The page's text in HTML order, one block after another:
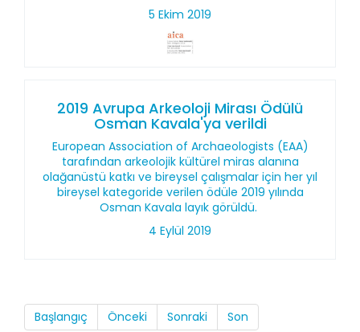
5 Ekim 2019
2019 Avrupa Arkeoloji Mirası Ödülü
Osman Kavala'ya verildi
European Association of Archaeologists (EAA)
tarafından arkeolojik kültürel miras alanına
olağanüstü katkı ve bireysel çalışmalar için her yıl
bireysel kategoride verilen ödüle 2019 yılında
Osman Kavala layık görüldü.
4 Eylül 2019
Başlangıç Önceki Sonraki Son